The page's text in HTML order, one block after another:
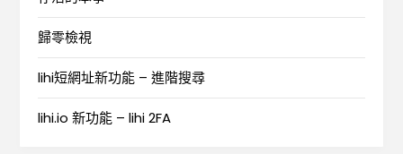
歸零檢視
lihi短網址新功能 – 進階搜尋
lihi.io 新功能 – lihi 2FA